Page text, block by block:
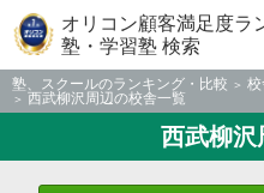
オリコン顧客満足度ラ
塾・学習塾 検索
塾、スクールのランキング・比較
西武柳沢周辺の校舎一覧
西武柳沢